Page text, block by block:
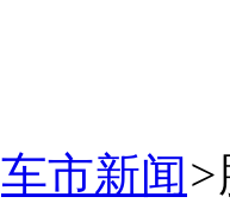
车市新闻>